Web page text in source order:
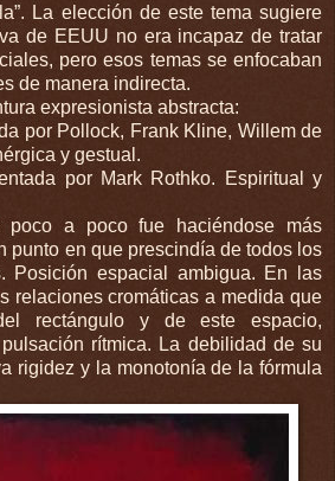
La elección de este tema sugiere
de EEUU no era incapaz de tratar
pero esos temas se enfocaban
de manera indirecta.
expresionista abstracta:
por Pollock, Frank Kline, Willem de
y gestual.
por Mark Rothko. Espiritual y
poco a poco fue haciéndose más
punto en que prescindía de todos los
Posición espacial ambigua. En las
relaciones cromáticas a medida que
rectángulo y de este espacio,
rítmica. La debilidad de su
rigidez y la monotonía de la fórmula